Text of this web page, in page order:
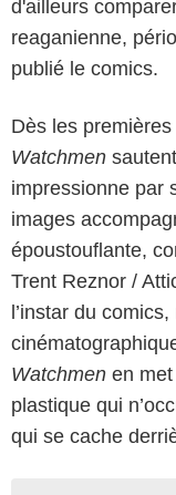
d'ailleurs
reaganienne,
publié le comics.
Dès les
Watchmen
impressionne par
images
époustouflante,
Trent Reznor /
l’instar du
Watchmen en
plastique qui
qui se cache